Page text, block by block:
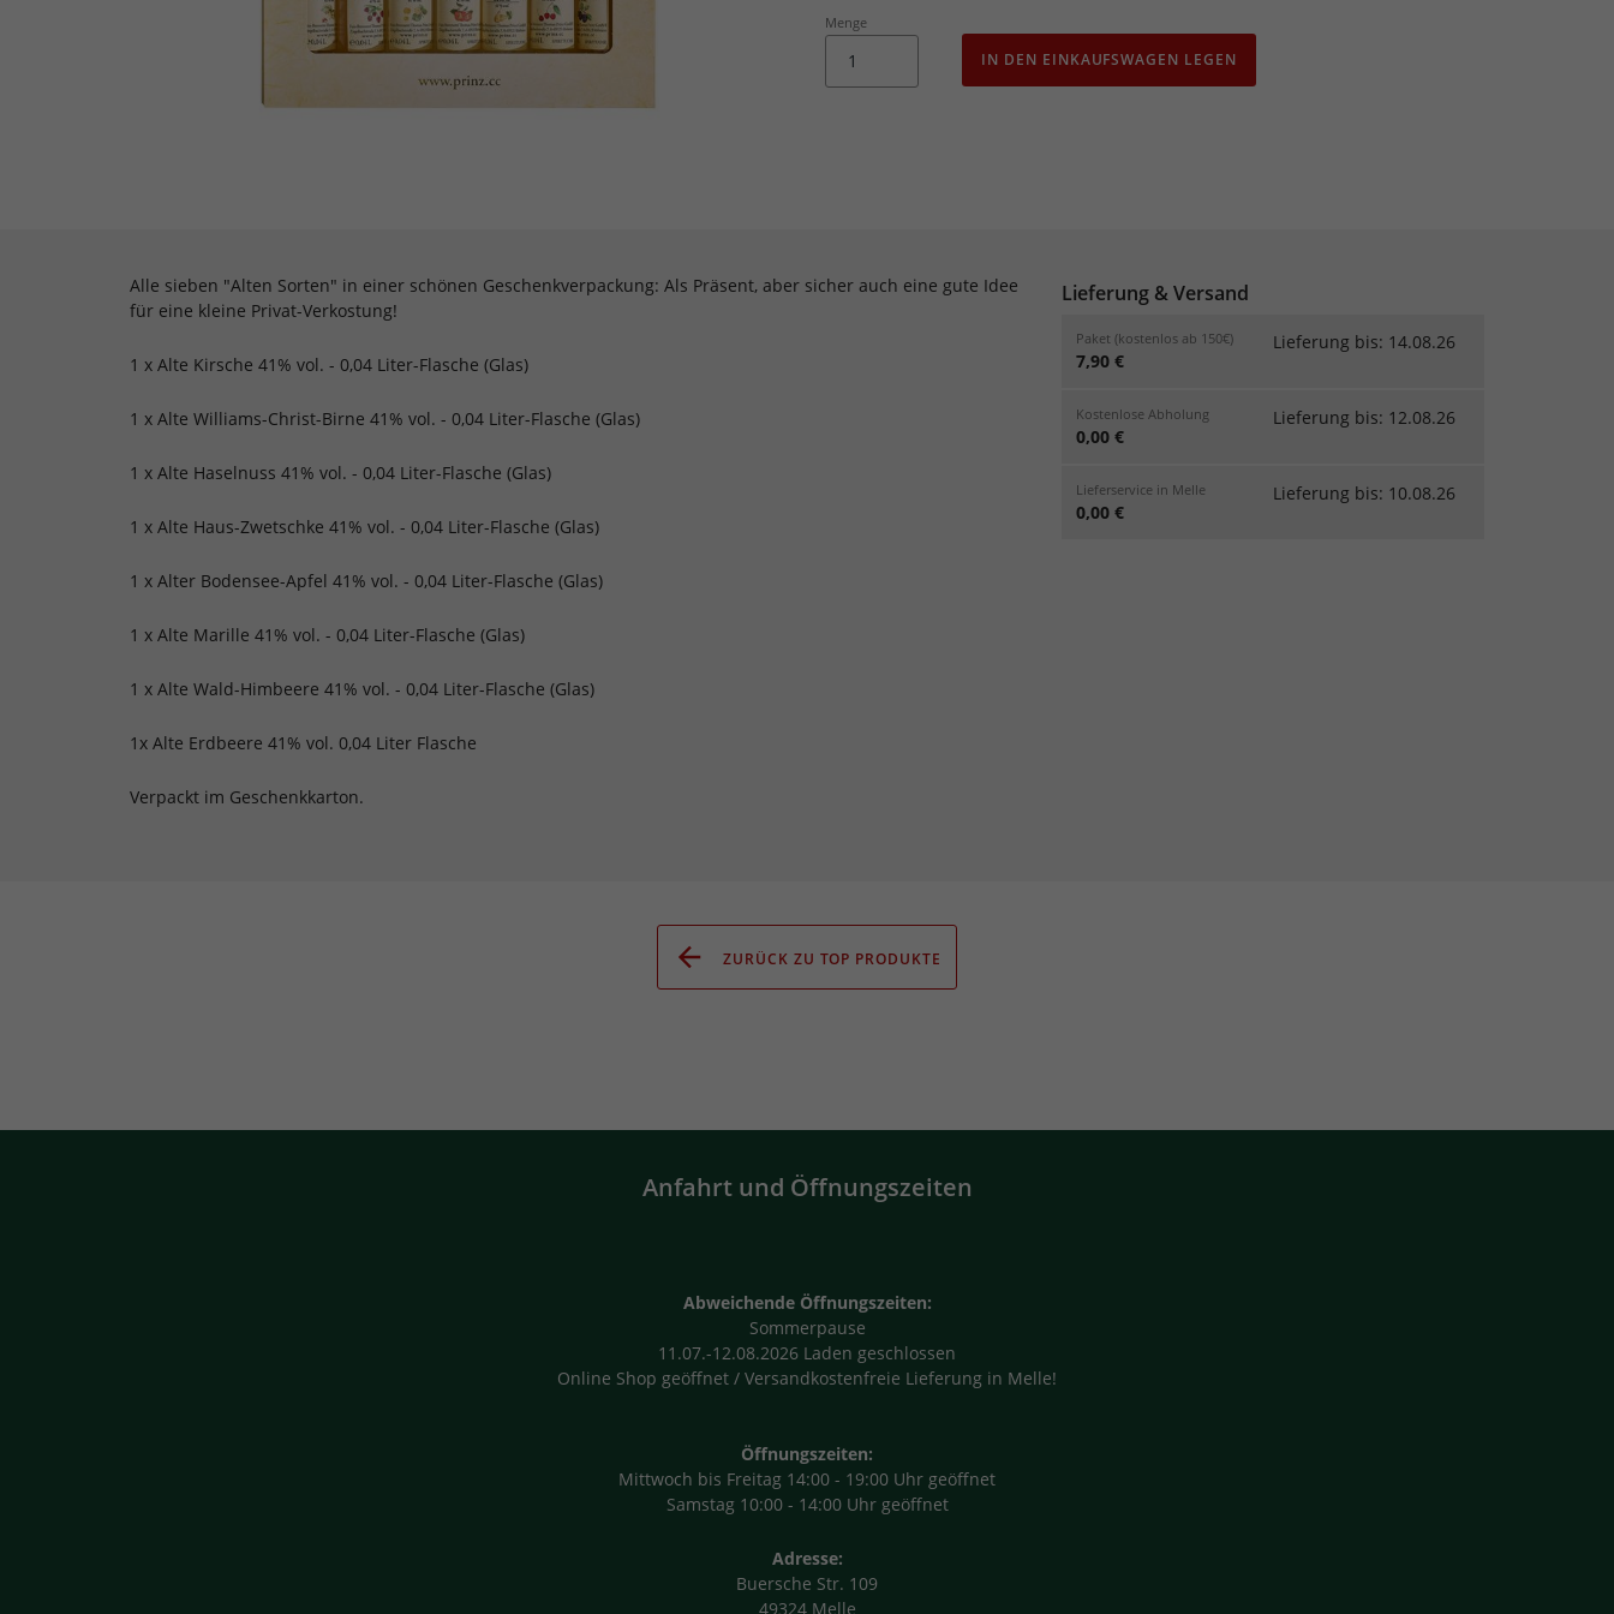
Menge
IN DEN EINKAUFSWAGEN LEGEN
Alle sieben "Alten Sorten" in einer schönen Geschenkverpackung: Als Präsent, aber sicher auch eine gute Idee
für eine kleine Privat-Verkostung!
1 x Alte Kirsche 41% vol. - 0,04 Liter-Flasche (Glas)
1 x Alte Williams-Christ-Birne 41% vol. - 0,04 Liter-Flasche (Glas)
1 x Alte Haselnuss 41% vol. - 0,04 Liter-Flasche (Glas)
1 x Alte Haus-Zwetschke 41% vol. - 0,04 Liter-Flasche (Glas)
1 x Alter Bodensee-Apfel 41% vol. - 0,04 Liter-Flasche (Glas)
1 x Alte Marille 41% vol. - 0,04 Liter-Flasche (Glas)
1 x Alte Wald-Himbeere 41% vol. - 0,04 Liter-Flasche (Glas)
1x Alte Erdbeere 41% vol. 0,04 Liter Flasche
Verpackt im Geschenkkarton.
Lieferung & Versand
Paket (kostenlos ab 150€)
7,90 €
Lieferung bis: 14.08.26
Kostenlose Abholung
0,00 €
Lieferung bis: 12.08.26
Lieferservice in Melle
0,00 €
Lieferung bis: 10.08.26
ZURÜCK ZU TOP PRODUKTE
Anfahrt und Öffnungszeiten
Abweichende Öffnungszeiten:
Sommerpause
11.07.-12.08.2026 Laden geschlossen
Online Shop geöffnet / Versandkostenfreie Lieferung in Melle!
Öffnungszeiten:
Mittwoch bis Freitag 14:00 - 19:00 Uhr geöffnet
Samstag 10:00 - 14:00 Uhr geöffnet
Adresse:
Buersche Str. 109
49324 Melle